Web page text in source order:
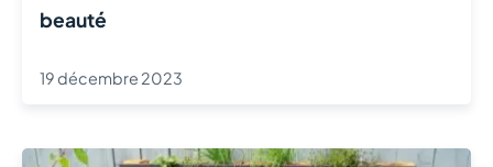
beauté
19 décembre 2023